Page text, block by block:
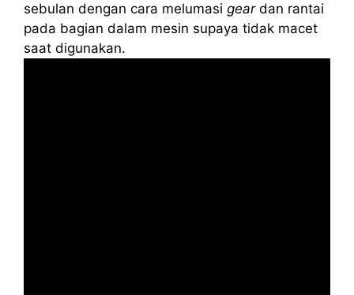
sebulan dengan cara melumasi geardan rantai
pada bagian dalam mesin supaya tidak macet
saat digunakan.